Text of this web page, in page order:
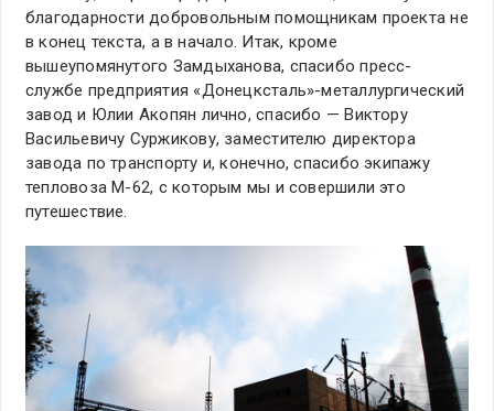
благодарности добровольным помощникам проекта не
в конец текста, а в начало. Итак, кроме
вышеупомянутого Замдыханова, спасибо пресс-
службе предприятия «Донецксталь»-металлургический
завод и Юлии Акопян лично, спасибо — Виктору
Васильевичу Суржикову, заместителю директора
завода по транспорту и, конечно, спасибо экипажу
тепловоза М-62, с которым мы и совершили это
путешествие.